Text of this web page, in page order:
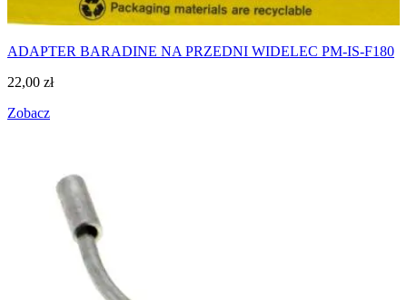
ADAPTER BARADINE NA PRZEDNI WIDELEC PM-IS-F180
22,00 zł
Zobacz